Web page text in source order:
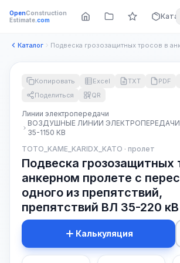
OpenConstruction
Estimate.com
Каталог
Копировать Excel TXT PDF
Поделиться
QR
Линии электропередачи
ВОЗДУШНЫЕ ЛИНИИ
35-1150 КВ
TOTO_KAME_KARIDX_KATO · пролет
Подвеска грозозащитных
анкерном пролете с
одного из препятствий,
препятствий ВЛ 35-220 кВ
Калькуляция